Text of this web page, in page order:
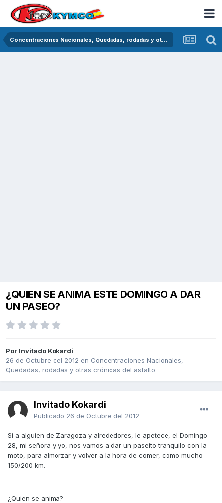
Concentraciones Nacionales, Quedadas, rodadas y otras crónicas del asfalto
¿QUIEN SE ANIMA ESTE DOMINGO A DAR
UN PASEO?
Por Invitado Kokardi
26 de Octubre del 2012 en Concentraciones Nacionales,
Quedadas, rodadas y otras crónicas del asfalto
Invitado Kokardi
Publicado 26 de Octubre del 2012
Si a alguien de Zaragoza y alrededores, le apetece, el Domingo
28, mi señora y yo, nos vamos a dar un paseito tranquilo con la
moto, para almorzar y volver a la hora de comer, como mucho
150/200 km.
¿Quien se anima?